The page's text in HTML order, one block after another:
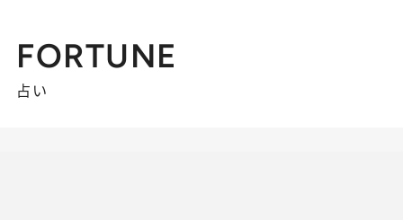
FORTUNE
占い